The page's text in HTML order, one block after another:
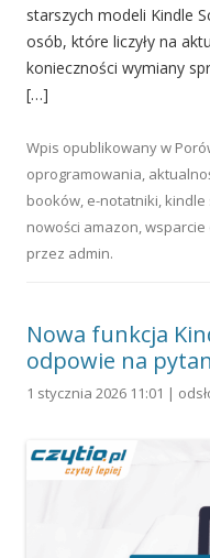
starszych modeli Kindle
osób, które liczyły na
konieczności wymiany
[…]
Wpis opublikowany w
oprogramowania,
booków, e-notatniki, kindle
nowości amazon,wsparcie
przez admin.
Nowa funkcja
odpowie na
1 stycznia 2026 11:01 |